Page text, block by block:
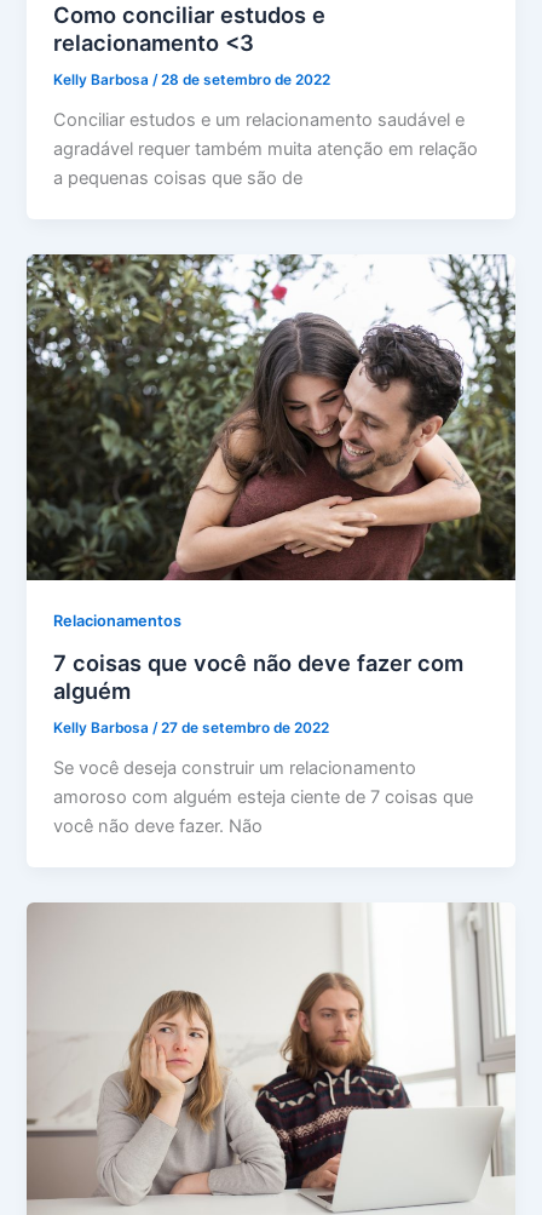
Como conciliar estudos e
relacionamento <3
Kelly Barbosa/28 de setembro de 2022
Conciliar estudos e um relacionamento saudável e
agradável requer também muita atenção em relação
a pequenas coisas que são de
Relacionamentos
7 coisas que você não deve fazer com
alguém
Kelly Barbosa/27 de setembro de 2022
Se você deseja construir um relacionamento
amoroso com alguém esteja ciente de 7 coisas que
você não deve fazer. Não